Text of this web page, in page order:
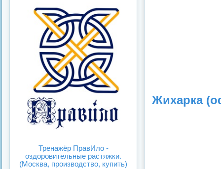
Жихарка
Тренажёр ПравИло -
оздоровительные растяжки.
(Москва, производство, купить)